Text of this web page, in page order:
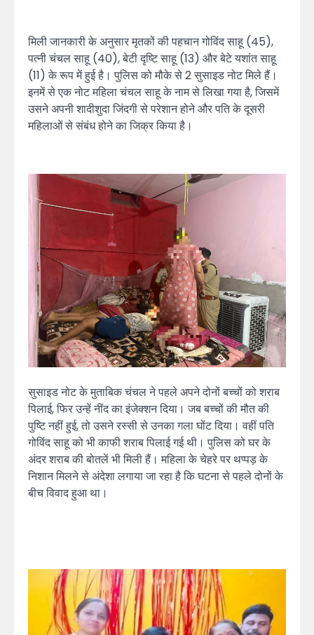
मिली जानकारी के अनुसार मृतकों की पहचान गोविंद साहू (45),
पत्नी चंचल साहू (40), बेटी दृष्टि साहू (13) और बेटे यशांत साहू
(11) के रूप में हुई है। पुलिस को मौके से 2 सुसाइड नोट मिले हैं।
इनमें से एक नोट महिला चंचल साहू के नाम से लिखा गया है, जिसमें
उसने अपनी शादीशुदा जिंदगी से परेशान होने और पति के दूसरी
महिलाओं से संबंध होने का जिक्र किया है।
सुसाइड नोट के मुताबिक चंचल ने पहले अपने दोनों बच्चों को शराब
पिलाई, फिर उन्हें नींद का इंजेक्शन दिया। जब बच्चों की मौत की
पुष्टि नहीं हुई, तो उसने रस्सी से उनका गला घोंट दिया। वहीं पति
गोविंद साहू को भी काफी शराब पिलाई गई थी। पुलिस को घर के
अंदर शराब की बोतलें भी मिली हैं। महिला के चेहरे पर थप्पड़ के
निशान मिलने से अंदेशा लगाया जा रहा है कि घटना से पहले दोनों के
बीच विवाद हुआ था।